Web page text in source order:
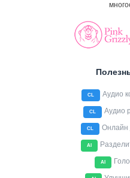
CL Аудио
CL Аудио
CL Онлайн
AI
AI